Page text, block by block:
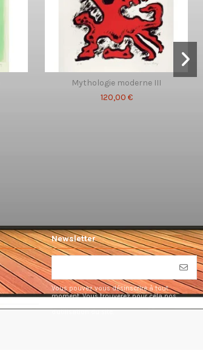
Mythologie moderne III
120,00 €
Newsletter
Vous pouvez vous désinscrire à tout
moment. Vous trouverez pour cela nos
d'utilisation du site.